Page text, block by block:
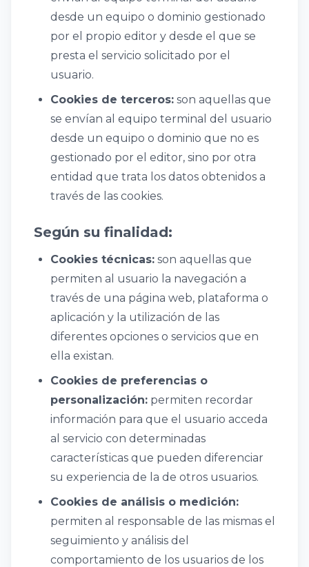
desde un equipo o dominio gestionado
por el propio editor y desde el que se
presta el servicio solicitado por el
usuario.
Cookies de terceros: son aquellas que
se envían al equipo terminal del usuario
desde un equipo o dominio que no es
gestionado por el editor, sino por otra
entidad que trata los datos obtenidos a
través de las cookies.
Según su finalidad:
Cookies técnicas: son aquellas que
permiten al usuario la navegación a
través de una página web, plataforma o
aplicación y la utilización de las
diferentes opciones o servicios que en
ella existan.
Cookies de preferencias o
personalización: permiten recordar
información para que el usuario acceda
al servicio con determinadas
características que pueden diferenciar
su experiencia de la de otros usuarios.
Cookies de análisis o medición:
permiten al responsable de las mismas el
seguimiento y análisis del
comportamiento de los usuarios de los